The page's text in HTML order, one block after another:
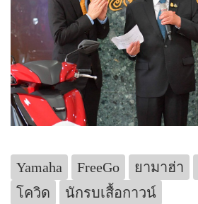
Yamaha FreeGo ยามาฮ่า
โควิด
นักรบเสื้อกาวน์